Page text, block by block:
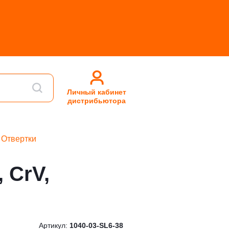
Личный кабинет
дистрибьютора
Отвертки
CrV,
Артикул: 1040-03-SL6-38